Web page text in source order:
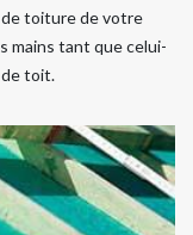
toiture de votre
mains tant que celui-
de toit.